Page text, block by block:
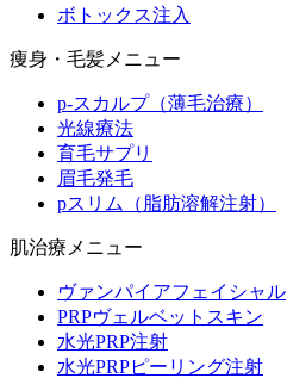
ボトックス注入
痩身・毛髪メニュー
p-スカルプ（薄毛治療）
光線療法
育毛サプリ
眉毛発毛
pスリム（脂肪溶解注射）
肌治療メニュー
ヴァンパイアフェイシャル
PRPヴェルベットスキン
水光PRP注射
水光PRPピーリング注射